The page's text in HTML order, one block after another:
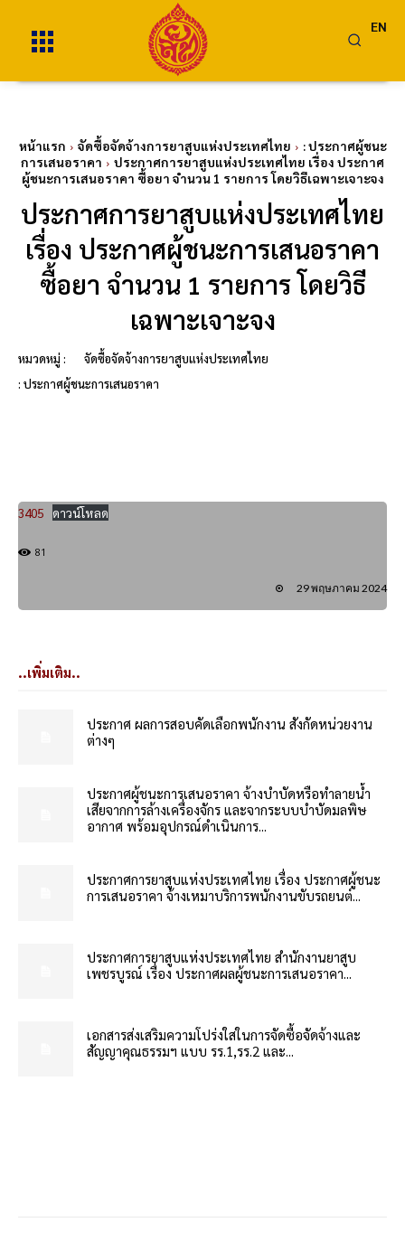
EN
หน้าแรก จัดซื้อจัดจ้างการยาสูบแห่งประเทศไทย
: ประกาศผู้ชนะ
การเสนอราคา
ประกาศการยาสูบแห่งประเทศไทย เรื่อง ประกาศ
ผู้ชนะการเสนอราคา ซื้อยา จำนวน 1 รายการ โดยวิธีเฉพาะเจาะจง
ประกาศการยาสูบแห่งประเทศไทย
เรื่อง ประกาศผู้ชนะการเสนอราคา
ซื้อยา จำนวน 1 รายการ โดยวิธี
เฉพาะเจาะจง
หมวดหมู่ :
จัดซื้อจัดจ้างการยาสูบแห่งประเทศไทย
: ประกาศผู้ชนะการเสนอราคา
3405 ดาวน์โหลด
81
29 พฤษภาคม 2024
..เพิ่มเติม..
ประกาศ ผลการสอบคัดเลือกพนักงาน สังกัดหน่วยงาน
ต่างๆ
ประกาศผู้ชนะการเสนอราคา จ้างบำบัดหรือทำลายน้ำ
เสียจากการล้างเครื่องจักร และจากระบบบำบัดมลพิษ
อากาศ พร้อมอุปกรณ์ดำเนินการ...
ประกาศการยาสูบแห่งประเทศไทย เรื่อง ประกาศผู้ชนะ
การเสนอราคา จ้างเหมาบริการพนักงานขับรถยนต์...
ประกาศการยาสูบแห่งประเทศไทย สำนักงานยาสูบ
เพชรบูรณ์ เรื่อง ประกาศผลผู้ชนะการเสนอราคา...
เอกสารส่งเสริมความโปร่งใสในการจัดซื้อจัดจ้างและ
สัญญาคุณธรรมฯ แบบ รร.1,รร.2 และ...